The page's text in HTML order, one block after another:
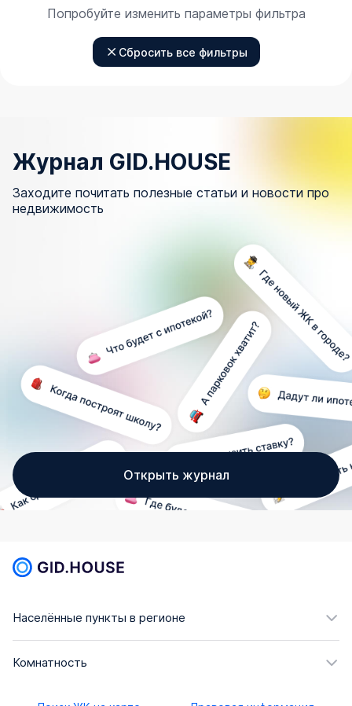
Попробуйте изменить параметры фильтра
Сбросить все фильтры
Журнал GID.HOUSE
Заходите почитать полезные статьи и новости про
недвижимость
Открыть журнал
Населённые пункты в регионе
Комнатность